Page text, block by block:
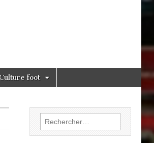
Culture foot
Rechercher :